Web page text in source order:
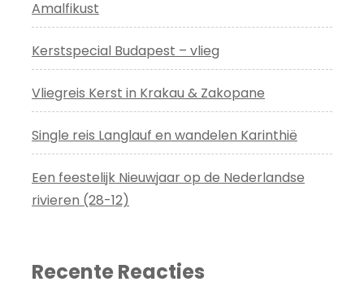
Amalfikust
Kerstspecial Budapest – vlieg
Vliegreis Kerst in Krakau & Zakopane
Single reis Langlauf en wandelen Karinthië
Een feestelijk Nieuwjaar op de Nederlandse
rivieren (28-12)
Recente Reacties